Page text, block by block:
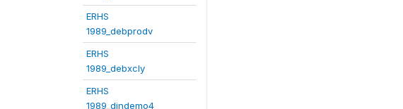
ERHS
1989_debprodv
ERHS
1989_debxcly
ERHS
1989_dindemo4